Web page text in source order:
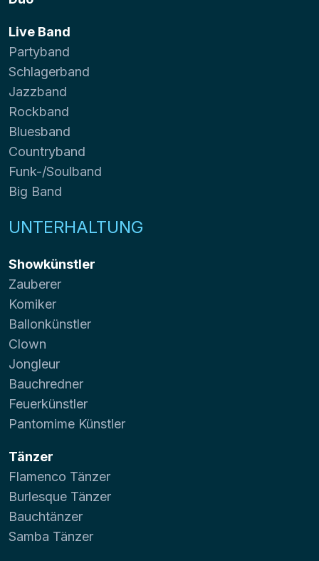
Live Band
Partyband
Schlagerband
Jazzband
Rockband
Bluesband
Countryband
Funk-/Soulband
Big Band
UNTERHALTUNG
Showkünstler
Zauberer
Komiker
Ballonkünstler
Clown
Jongleur
Bauchredner
Feuerkünstler
Pantomime Künstler
Tänzer
Flamenco Tänzer
Burlesque Tänzer
Bauchtänzer
Samba Tänzer